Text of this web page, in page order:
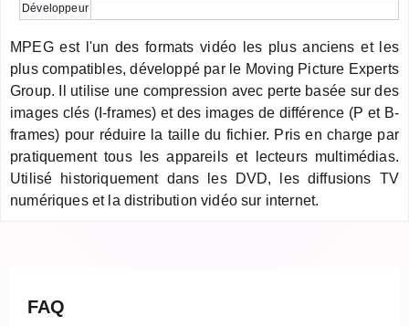
Développeur
MPEG est l'un des formats vidéo les plus anciens et les
plus compatibles, développé par le Moving Picture Experts
Group. Il utilise une compression avec perte basée sur des
images clés (I-frames) et des images de différence (P et B-
frames) pour réduire la taille du fichier. Pris en charge par
pratiquement tous les appareils et lecteurs multimédias.
Utilisé historiquement dans les DVD, les diffusions TV
numériques et la distribution vidéo sur internet.
FAQ